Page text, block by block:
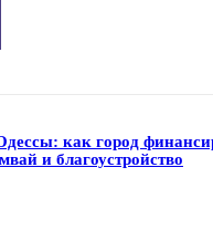
как город
и благоустройство